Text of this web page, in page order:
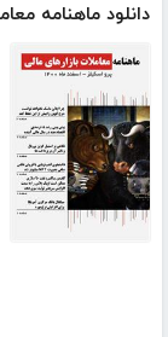
دانلود ماهنامه